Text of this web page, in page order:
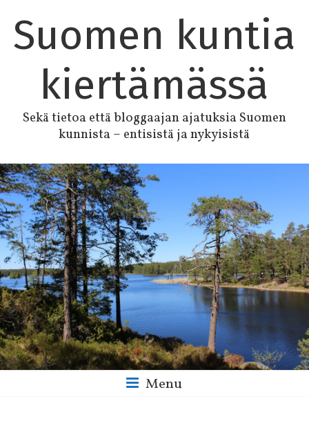
Suomen kuntia
kiertämässä
Sekä tietoa että bloggaajan ajatuksia Suomen
kunnista – entisistä ja nykyisistä
Menu